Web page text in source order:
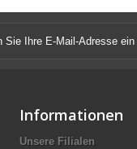
Informationen
Unsere Filialen